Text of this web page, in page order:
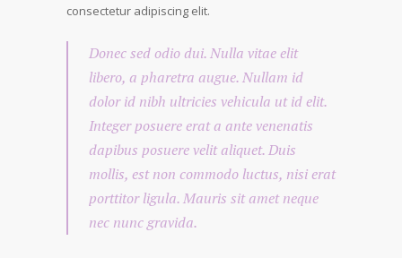
consectetur adipiscing elit.
Donec sed odio dui. Nulla vitae elit
libero, a pharetra augue. Nullam id
dolor id nibh ultricies vehicula ut id elit.
Integer posuere erat a ante venenatis
dapibus posuere velit aliquet. Duis
mollis, est non commodo luctus, nisi erat
porttitor ligula. Mauris sit amet neque
nec nunc gravida.